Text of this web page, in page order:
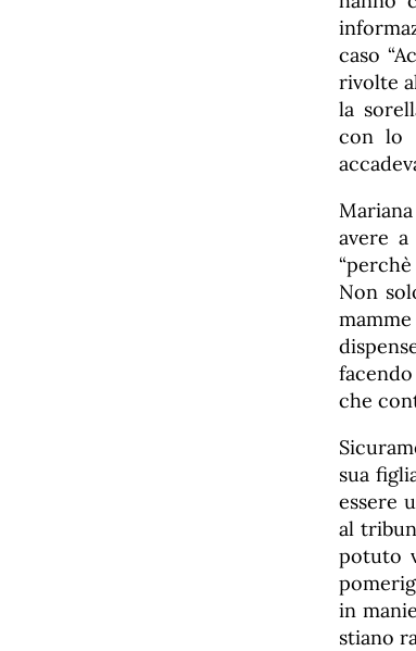
caso
rivolte
la
con lo
avere
Non
che
sua
essere
al
potuto
in
stiano